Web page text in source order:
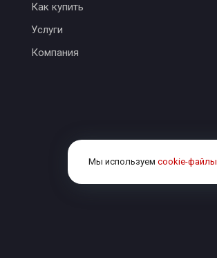
Как купить
Услуги
Компания
Мы используем cookie-файлы